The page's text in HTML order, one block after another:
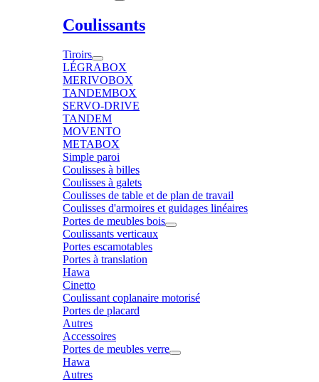
Coulissants
Tiroirs
LÉGRABOX
MERIVOBOX
TANDEMBOX
SERVO-DRIVE
TANDEM
MOVENTO
METABOX
Simple paroi
Coulisses à billes
Coulisses à galets
Coulisses de table et de plan de travail
Coulisses d'armoires et guidages linéaires
Portes de meubles bois
Coulissants verticaux
Portes escamotables
Portes à translation
Hawa
Cinetto
Coulissant coplanaire motorisé
Portes de placard
Autres
Accessoires
Portes de meubles verre
Hawa
Autres